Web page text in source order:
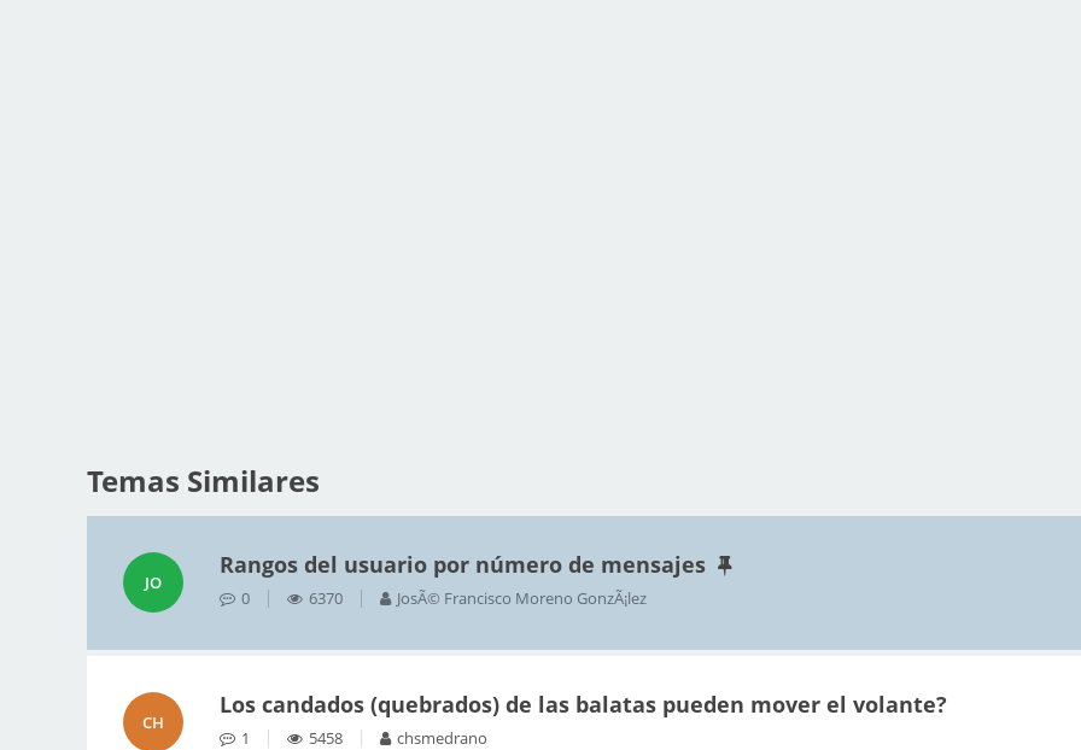
Temas Similares
JO
Rangos del usuario por número de mensajes
0 6370 JosÃ© Francisco Moreno GonzÃ¡lez
CH
Los candados (quebrados) de las balatas pueden mover el volante?
1 5458 chsmedrano